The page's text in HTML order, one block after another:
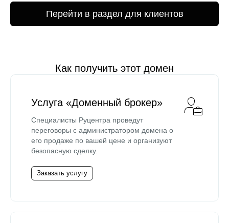
Перейти в раздел для клиентов
Как получить этот домен
Услуга «Доменный брокер»
Специалисты Руцентра проведут
переговоры с администратором домена о
его продаже по вашей цене и организуют
безопасную сделку.
Заказать услугу